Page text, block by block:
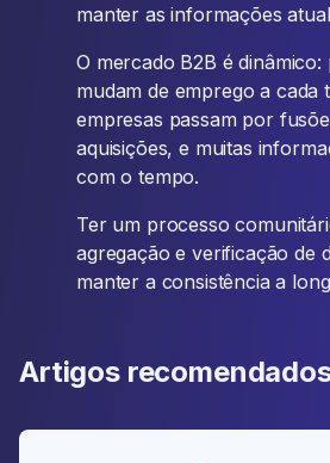
manter as informações
O mercado B2B é dinâmico:
mudam de emprego a cada
empresas passam por
aquisições, e muitas
com o tempo.
Ter um processo
agregação e verificação de
manter a consistência a
Artigos